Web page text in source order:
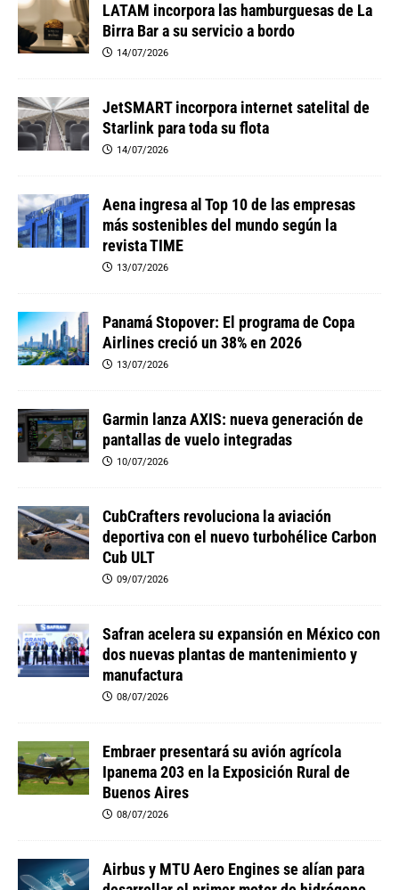
LATAM incorpora las hamburguesas de La
Birra Bar a su servicio a bordo
14/07/2026
JetSMART incorpora internet satelital de
Starlink para toda su flota
14/07/2026
Aena ingresa al Top 10 de las empresas
más sostenibles del mundo según la
revista TIME
13/07/2026
Panamá Stopover: El programa de Copa
Airlines creció un 38% en 2026
13/07/2026
Garmin lanza AXIS: nueva generación de
pantallas de vuelo integradas
10/07/2026
CubCrafters revoluciona la aviación
deportiva con el nuevo turbohélice Carbon
Cub ULT
09/07/2026
Safran acelera su expansión en México con
dos nuevas plantas de mantenimiento y
manufactura
08/07/2026
Embraer presentará su avión agrícola
Ipanema 203 en la Exposición Rural de
Buenos Aires
08/07/2026
Airbus y MTU Aero Engines se alían para